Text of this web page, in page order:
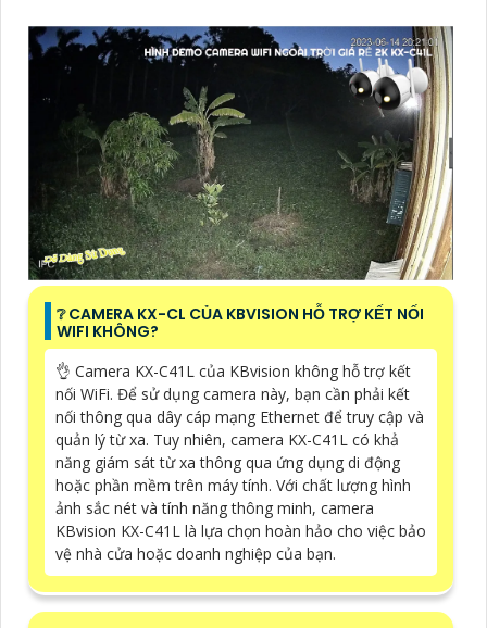
❔ CAMERA KX-CL CỦA KBVISION HỖ TRỢ KẾT NỐI
WIFI KHÔNG?
👌 Camera KX-C41L của KBvision không hỗ trợ kết
nối WiFi. Để sử dụng camera này, bạn cần phải kết
nối thông qua dây cáp mạng Ethernet để truy cập và
quản lý từ xa. Tuy nhiên, camera KX-C41L có khả
năng giám sát từ xa thông qua ứng dụng di động
hoặc phần mềm trên máy tính. Với chất lượng hình
ảnh sắc nét và tính năng thông minh, camera
KBvision KX-C41L là lựa chọn hoàn hảo cho việc bảo
vệ nhà cửa hoặc doanh nghiệp của bạn.